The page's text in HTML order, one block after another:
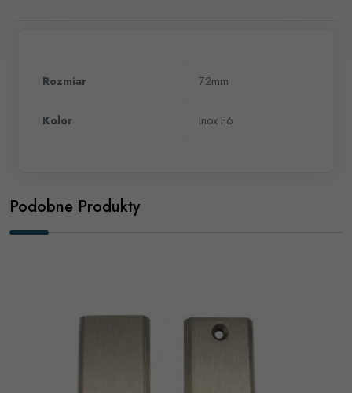
Rozmiar 72mm
Kolor Inox F6
Podobne Produkty